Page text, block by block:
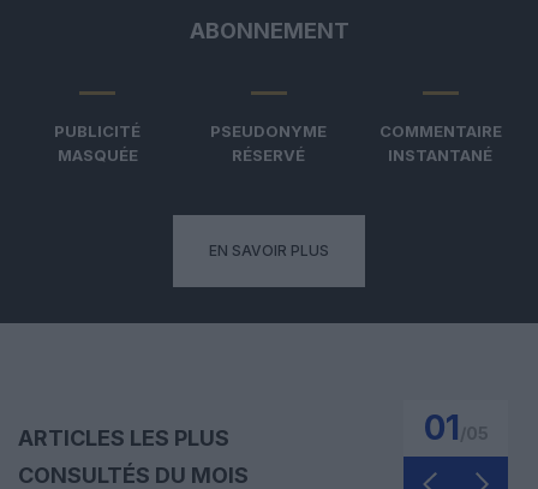
ABONNEMENT
PUBLICITÉ
MASQUÉE
PSEUDONYME
RÉSERVÉ
COMMENTAIRE
INSTANTANÉ
EN SAVOIR PLUS
ARTICLES LES PLUS
CONSULTÉS DU MOIS
01